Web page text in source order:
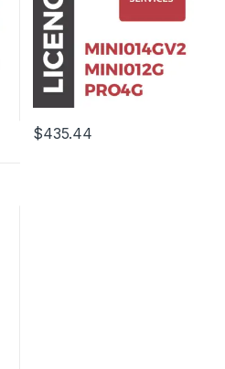
$435.44